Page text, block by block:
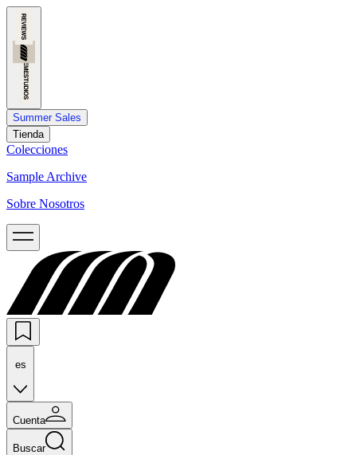
Summer Sales
Tienda
Colecciones
Sample Archive
Sobre Nosotros
es
Cuenta
Buscar